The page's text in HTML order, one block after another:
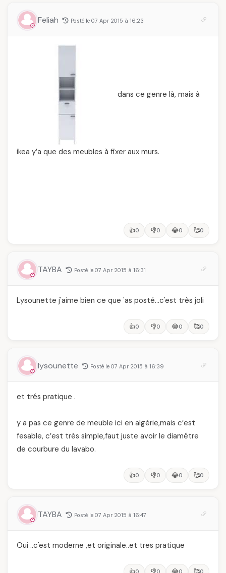
Feliah Posté le 07 Apr 2015 à 16:23
dans ce genre là, mais à
ikea y’a que des meubles à fixer aux murs.
👍0 👎0 😂0 🥰0
TAYBA Posté le 07 Apr 2015 à 16:31
Lysounette j'aime bien ce que 'as posté…c'est très joli
👍0 👎0 😂0 🥰0
lysounette Posté le 07 Apr 2015 à 16:39
et trés pratique .
y a pas ce genre de meuble ici en algérie,mais c’est
fesable, c’est trés simple,faut juste avoir le diamétre
de courbure du lavabo.
👍0 👎0 😂0 🥰0
TAYBA Posté le 07 Apr 2015 à 16:47
Oui ..c'est moderne ,et originale..et tres pratique
0 0 0 0